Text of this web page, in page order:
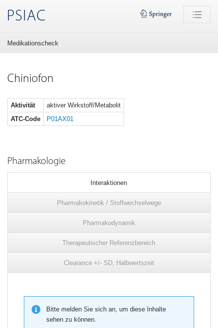
PSIAC
Medikationscheck
Chiniofon
Aktivität
aktiver Wirkstoff/Metabolit
ATC-Code
P01AX01
Pharmakologie
Interaktionen
Pharmakokinetik / Stoffwechselwege
Pharmakodynamik
Therapeutischer Referenzbereich
Clearance +/- SD, Halbwertszeit
Bitte melden Sie sich an, um diese Inhalte
sehen zu können.